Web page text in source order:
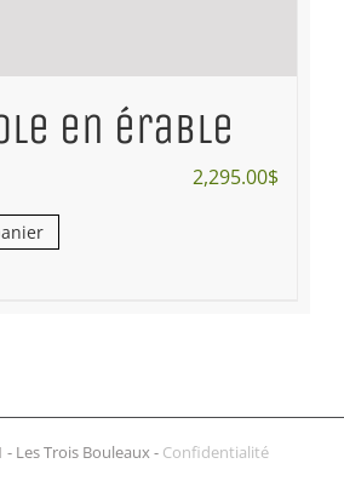
en érable
2,295.00$
Les Trois Bouleaux - Confidentialité